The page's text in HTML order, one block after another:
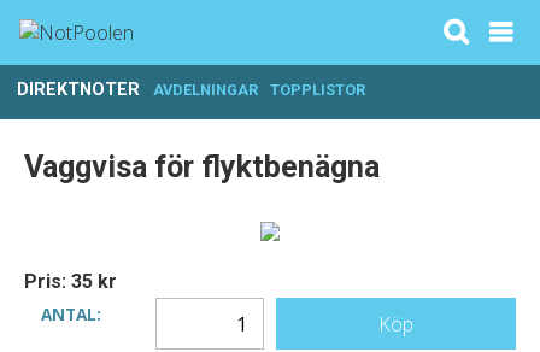
DIREKTNOTER AVDELNINGAR TOPPLISTOR
Vaggvisa för flyktbenägna
Pris: 35 kr
ANTAL:
Köp